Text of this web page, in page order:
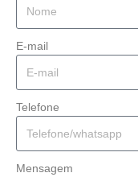
E-mail
Telefone
Mensagem